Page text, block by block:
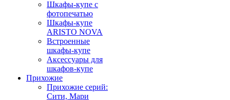
Шкафы-купе с
фотопечатью
Шкафы-купе
ARISTO NOVA
Встроенные
шкафы-купе
Аксессуары для
шкафов-купе
Прихожие
Прихожие серий:
Сити, Мари